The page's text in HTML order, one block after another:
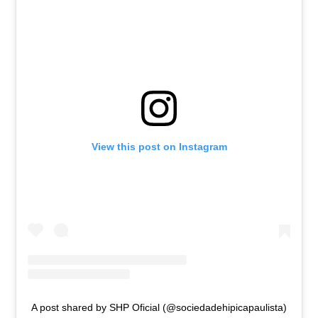
View this post on Instagram
A post shared by SHP Oficial (@sociedadehipicapaulista)